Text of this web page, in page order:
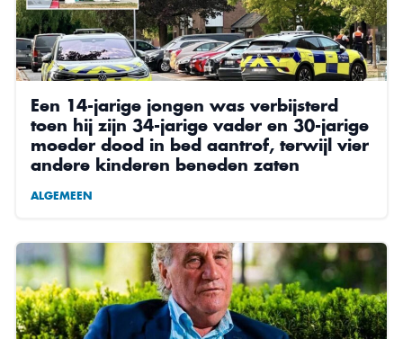
Een 14-jarige jongen was verbijsterd
toen hij zijn 34-jarige vader en 30-jarige
moeder dood in bed aantrof, terwijl vier
andere kinderen beneden zaten
ALGEMEEN